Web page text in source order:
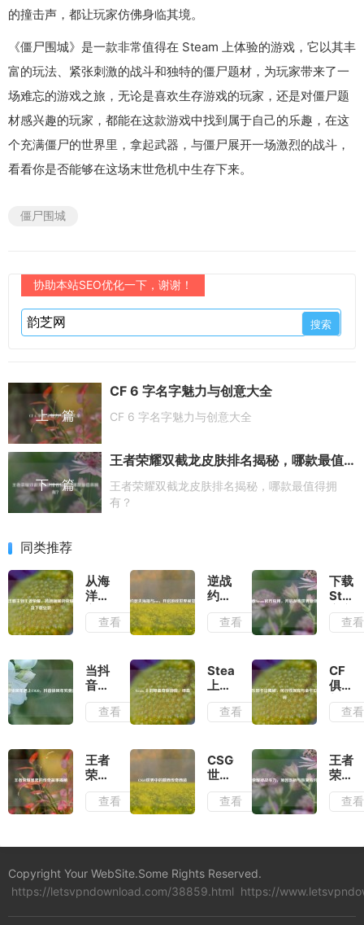
的撞击声，都让玩家仿佛身临其境。
《僵尸围城》是一款非常值得在 Steam 上体验的游戏，它以其丰
富的玩法、紧张刺激的战斗和独特的僵尸题材，为玩家带来了一
场难忘的游戏之旅，无论是喜欢生存游戏的玩家，还是对僵尸题
材感兴趣的玩家，都能在这款游戏中找到属于自己的乐趣，在这
个充满僵尸的世界里，拿起武器，与僵尸展开一场激烈的战斗，
看看你是否能够在这场末世危机中生存下来。
僵尸围城
协助本站SEO优化一下，谢谢！
上一篇
CF 6 字名字魅力与创意大全
CF 6 字名字魅力与创意大全
下一篇
王者荣耀双截龙皮肤排名揭秘，哪款最值得拥有？
王者荣耀双截龙皮肤排名揭秘，哪款最值得拥
有？
同类推荐
从海
洋霸
主到
王者
跨越
领域
耀追
寻及
安装
查看
逆战
约瑟
夫海
报与
游戏
世界
盛宴
查看
下载
官方
游戏
世界
新体
查看
当抖
音徐
凤年
遇上
CSGO，
徐凤
年究
谁？
查看
Steam
上的
绿血
奇旅
绿血
查看
CF
俱乐
部卡
法揭
性探
究与
位置
查询
查看
王者
荣耀
暴君
的传
秘
查看
CSGO
世界
中的
戴西
查看
王者
荣耀
掉战
剖析
对之
查看
Copyright Your WebSite.Some Rights Reserved.
https://letsvpndownload.com/38859.html https://